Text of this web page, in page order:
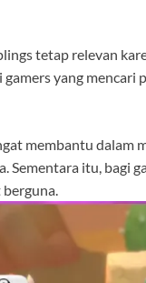
tetap relevan
yang mencari
membantu dalam
Sementara itu, bagi